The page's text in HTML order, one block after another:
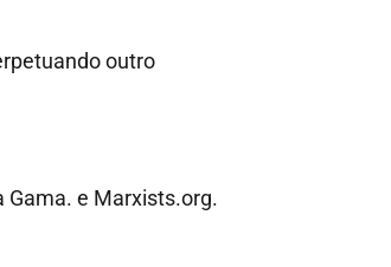
outro
Gama. e Marxists.org.